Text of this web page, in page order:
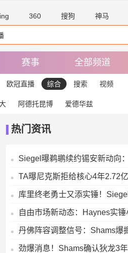
360 搜狗 神马
赛事 全部频道
欧冠直播 综合 搜索 视频
阿德托昆博 爱德华兹
热门资讯